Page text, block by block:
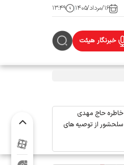
۱۶/مرداد/۱۴۰۵ ۱۳:۴۹
خبرنگار هیئت
خاطره حاج مهدی
سلحشور از توصیه های